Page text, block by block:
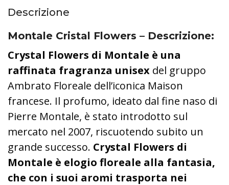
Descrizione
Montale Cristal Flowers – Descrizione:
Crystal Flowers di Montale è una
raffinata fragranza unisex del gruppo
Ambrato Floreale dell’iconica Maison
francese. Il profumo, ideato dal fine naso di
Pierre Montale, è stato introdotto sul
mercato nel 2007, riscuotendo subito un
grande successo. Crystal Flowers di
Montale è elogio floreale alla fantasia,
che con i suoi aromi trasporta nei